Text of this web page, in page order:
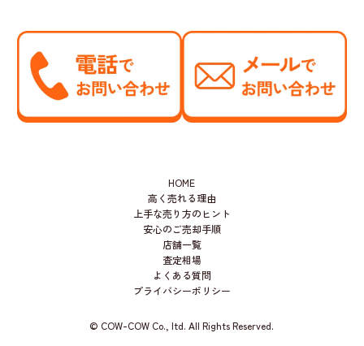
HOME
高く売れる理由
上手な売り方のヒント
安心のご売却手順
店舗一覧
査定相場
よくある質問
プライバシーポリシー
© COW-COW Co., ltd. All Rights Reserved.